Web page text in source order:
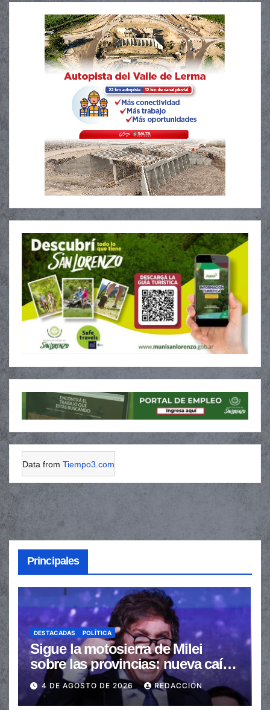
Data from Tiempo3.com
Principales
DESTACADAS POLÍTICA
Sigue la motosierra de Milei
sobre las provincias: nueva caída
de las transferencias no
automáticas
4 DE AGOSTO DE 2026 REDACCIÓN